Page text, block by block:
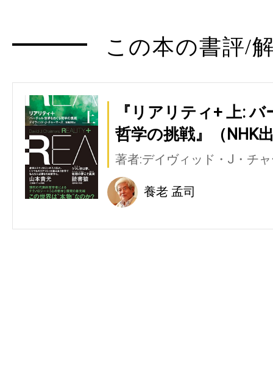
この本の書評/
『リアリティ+ 上:
哲学の挑戦』（NHK
著者:デイヴィッド・J・チ
養老 孟司